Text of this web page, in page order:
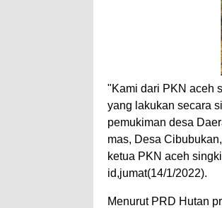
"Kami dari PKN aceh
yang lakukan secara
pemukiman desa
mas, Desa
ketua PKN aceh
id,jumat(14/1/2022).
Menurut PRD Hutan